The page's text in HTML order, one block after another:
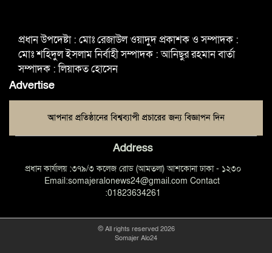
আংশিক কমিটি, ৩০ দিনে পূর্ণাঙ্গ করার
নির্দেশ
মুক্তাগাছায় দাওগাঁও এ চিহ্নিত মাদক
প্রতিবাদে বিক্ষোভ সমাবেশ
প্রধান উপদেষ্টা : মোঃ রেজাউল ওয়াদুদ প্রকাশক ও সম্পাদক :
মোঃ শহিদুল ইসলাম নির্বাহী সম্পাদক : আনিছুর রহমান বার্তা
সম্পাদক : লিয়াকত হোসেন
Advertise
Address
প্রধান কার্যালয় :৩৭৯/৩ কলেজ রোড (আমতলা) আশকোনা ঢাকা - ১২৩০
Email:somajeralonews24@gmail.com Contact
:01823634261
© All rights reserved 2026
Somajer Alo24